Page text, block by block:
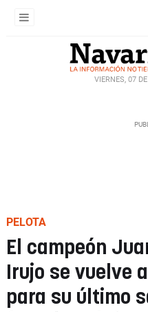
VIERNES, 07
PELOTA
El campeón
Irujo se vuelve
para su último